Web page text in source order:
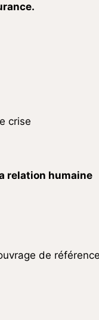
crise
relation humaine
de référence